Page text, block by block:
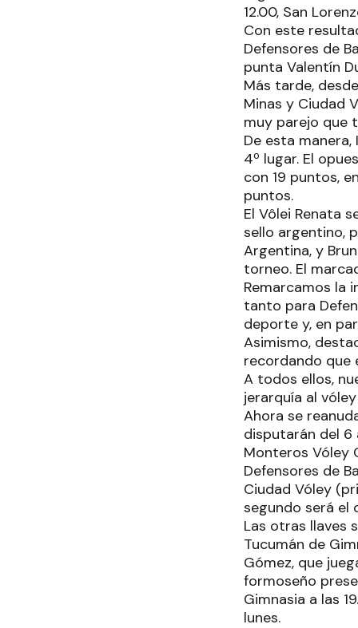
12.00, San
Con este
Defensores de
punta Valentín
Más tarde,
Minas y Ciudad
muy parejo que
De esta
4º lugar. El
con 19 puntos,
puntos.
El Vôlei Renata
sello argentino,
Argentina, y
torneo. El
Remarcamos la
tanto para
deporte y, en
Asimismo,
recordando que
A todos ellos,
jerarquía al
Ahora se
disputarán del 6
Monteros Vóley
Defensores de
Ciudad Vóley
segundo será el
Las otras llaves
Tucumán de
Gómez, que
formoseño
Gimnasia a las
lunes.